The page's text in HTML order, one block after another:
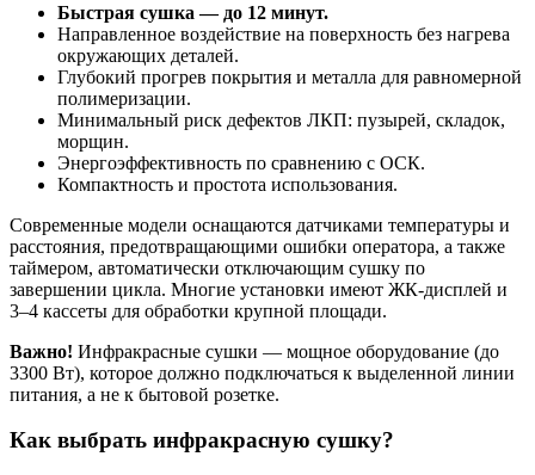
Быстрая сушка — до 12 минут.
Направленное воздействие на поверхность без нагрева
окружающих деталей.
Глубокий прогрев покрытия и металла для равномерной
полимеризации.
Минимальный риск дефектов ЛКП: пузырей, складок,
морщин.
Энергоэффективность по сравнению с ОСК.
Компактность и простота использования.
Современные модели оснащаются датчиками температуры и
расстояния, предотвращающими ошибки оператора, а также
таймером, автоматически отключающим сушку по
завершении цикла. Многие установки имеют ЖК-дисплей и
3–4 кассеты для обработки крупной площади.
Важно! Инфракрасные сушки — мощное оборудование (до
3300 Вт), которое должно подключаться к выделенной линии
питания, а не к бытовой розетке.
Как выбрать инфракрасную сушку?